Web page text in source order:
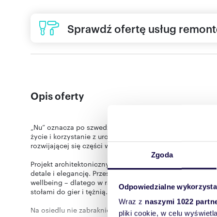
Zgoda
Odpowiedzialne
Wraz z naszymi 1022
pliki cookie, w celu
Sprawdź ofertę usług
Opis oferty
„Nu” oznacza po szwedzku tu i teraz i zachęca do
życie i korzystanie z uroków miasta, dzięki swojej
rozwijającej się części warszawskiej Woli.
Projekt architektoniczny został przygotowany przez
detale i elegancję. Przestrzeń osiedla zorganizowana
wellbeing – dlatego w ramach przestrzeni wspólnej
stołami do gier i tężnią.
Na osiedlu nie zabraknie zielonych rozwiązań.